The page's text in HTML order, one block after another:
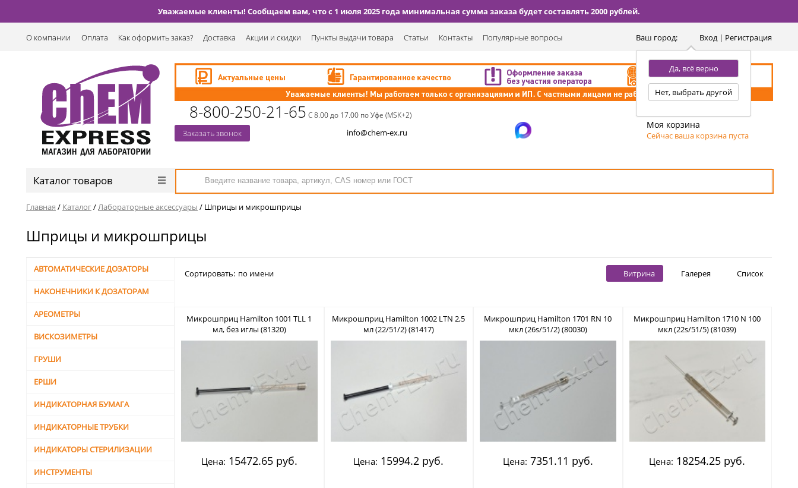
Уважаемые клиенты! Сообщаем вам, что с 1 июля 2025 года минимальная сумма заказа будет составлять 2000 рублей.
Ваш город:
Да, всё верно
Нет, выбрать другой
Вход | Регистрация
О компании Оплата Как оформить заказ? Доставка Акции и скидки Пункты выдачи товара Статьи Контакты Популярные вопросы
8-800-250-21-65 С 8.00 до 17.00 по Уфе (MSK+2)
Заказать звонок info@chem-ex.ru
Моя корзина
Сейчас ваша корзина пуста
Каталог товаров
Главная / Каталог/Лабораторные аксессуары / Шприцы и микрошприцы
Шприцы и микрошприцы
АВТОМАТИЧЕСКИЕ ДОЗАТОРЫ
НАКОНЕЧНИКИ К ДОЗАТОРАМ
АРЕОМЕТРЫ
ВИСКОЗИМЕТРЫ
ГРУШИ
ЕРШИ
ИНДИКАТОРНАЯ БУМАГА
ИНДИКАТОРНЫЕ ТРУБКИ
ИНДИКАТОРЫ СТЕРИЛИЗАЦИИ
ИНСТРУМЕНТЫ
Список
Галерея
Витрина
Сортировать: по имени
Микрошприц Hamilton 1001 TLL 1
мл, без иглы (81320)
Цена: 15472.65 руб.
Микрошприц Hamilton 1002 LTN 2,5
мл (22/51/2) (81417)
Цена: 15994.2 руб.
Микрошприц Hamilton 1701 RN 10
мкл (26s/51/2) (80030)
Цена: 7351.11 руб.
Микрошприц Hamilton 1710 N 100
мкл (22s/51/5) (81039)
Цена: 18254.25 руб.